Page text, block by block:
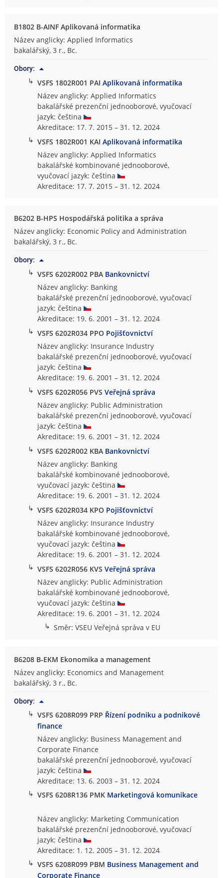
B1802 B-AINF Aplikovaná informatika
Název anglicky: Applied Informatics
bakalářský, 3 r., Bc.
Obory:
↳ VSFS 1802R001 PAIAplikovaná informatika
Název anglicky: Applied Informatics
bakalářské prezenční jednooborové, vyučovací
jazyk: čeština
Akreditace: 17. 7. 2015 – 31. 12. 2024
↳ VSFS 1802R001 KAIAplikovaná informatika
Název anglicky: Applied Informatics
bakalářské kombinované jednooborové,
vyučovací jazyk: čeština
Akreditace: 17. 7. 2015 – 31. 12. 2024
B6202 B-HPS Hospodářská politika a správa
Název anglicky: Economic Policy and Administration
bakalářský, 3 r., Bc.
Obory:
↳ VSFS 6202R002 PBA Bankovnictví
Název anglicky: Banking
bakalářské prezenční jednooborové, vyučovací
jazyk: čeština
Akreditace: 19. 6. 2001 – 31. 12. 2024
↳ VSFS 6202R034 PPO Pojišťovnictví
Název anglicky: Insurance Industry
bakalářské prezenční jednooborové, vyučovací
jazyk: čeština
Akreditace: 19. 6. 2001 – 31. 12. 2024
↳ VSFS 6202R056 PVSVeřejná správa
Název anglicky: Public Administration
bakalářské prezenční jednooborové, vyučovací
jazyk: čeština
Akreditace: 19. 6. 2001 – 31. 12. 2024
↳ VSFS 6202R002 KBA Bankovnictví
Název anglicky: Banking
bakalářské kombinované jednooborové,
vyučovací jazyk: čeština
Akreditace: 19. 6. 2001 – 31. 12. 2024
↳ VSFS 6202R034 KPO Pojišťovnictví
Název anglicky: Insurance Industry
bakalářské kombinované jednooborové,
vyučovací jazyk: čeština
Akreditace: 19. 6. 2001 – 31. 12. 2024
↳ VSFS 6202R056 KVSVeřejná správa
Název anglicky: Public Administration
bakalářské kombinované jednooborové,
vyučovací jazyk: čeština
Akreditace: 19. 6. 2001 – 31. 12. 2024
↳ Směr: VSEU Veřejná správa v EU
B6208 B-EKM Ekonomika a management
Název anglicky: Economics and Management
bakalářský, 3 r., Bc.
Obory:
↳ VSFS 6208R099 PRP Řízení podniku a podnikové
finance
Název anglicky: Business Management and
Corporate Finance
bakalářské prezenční jednooborové, vyučovací
jazyk: čeština
Akreditace: 13. 6. 2003 – 31. 12. 2024
↳ VSFS 6208R136 PMK Marketingová komunikace
Název anglicky: Marketing Communication
bakalářské prezenční jednooborové, vyučovací
jazyk: čeština
Akreditace: 1. 12. 2005 – 31. 12. 2024
↳ VSFS 6208R099 PBM Business Management and
Corporate Finance